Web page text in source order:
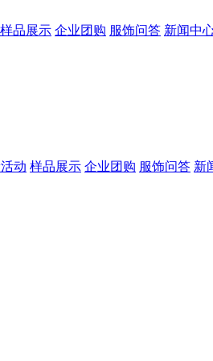
样品展示 企业团购 服饰问答 新闻中
动 样品展示 企业团购 服饰问答 新